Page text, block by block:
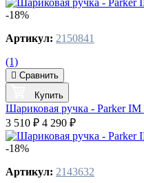
-18%
Артикул: 2150841
(1)
Сравнить
Купить
Шариковая ручка - Parker
3 510 ₽ 4 290 ₽
-18%
Артикул: 2143632